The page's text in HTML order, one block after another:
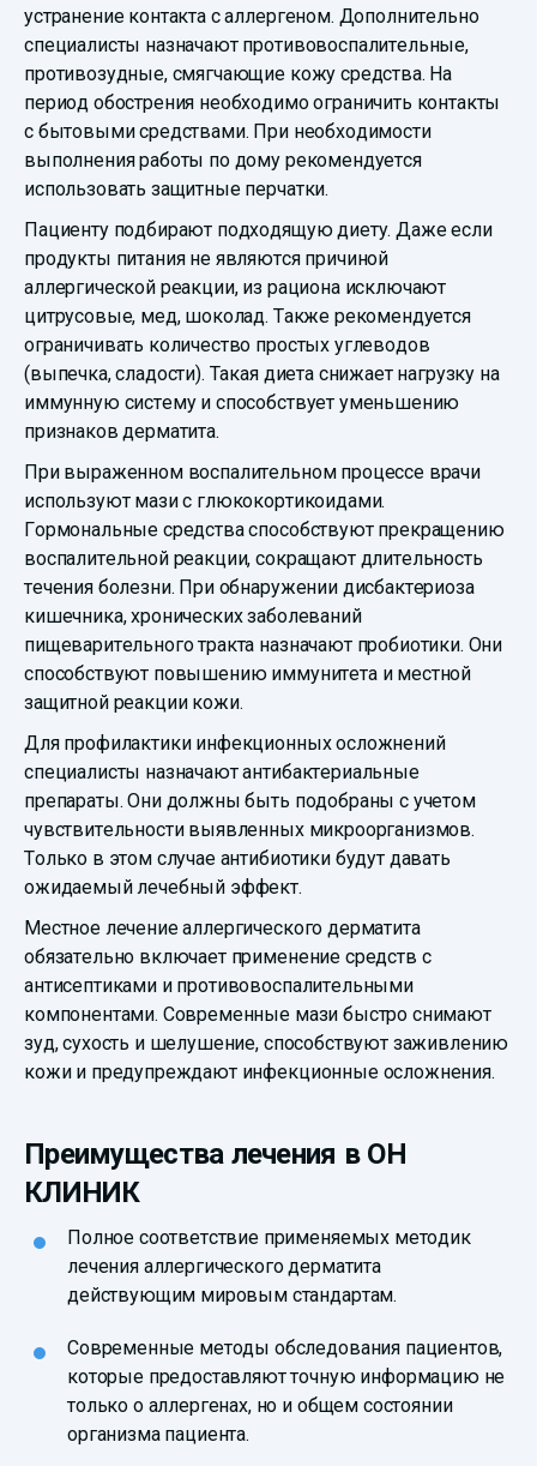
устранение контакта с аллергеном. Дополнительно
специалисты назначают противовоспалительные,
противозудные, смягчающие кожу средства. На
период обострения необходимо ограничить контакты
с бытовыми средствами. При необходимости
выполнения работы по дому рекомендуется
использовать защитные перчатки.
Пациенту подбирают подходящую диету. Даже если
продукты питания не являются причиной
аллергической реакции, из рациона исключают
цитрусовые, мед, шоколад. Также рекомендуется
ограничивать количество простых углеводов
(выпечка, сладости). Такая диета снижает нагрузку на
иммунную систему и способствует уменьшению
признаков дерматита.
При выраженном воспалительном процессе врачи
используют мази с глюкокортикоидами.
Гормональные средства способствуют прекращению
воспалительной реакции, сокращают длительность
течения болезни. При обнаружении дисбактериоза
кишечника, хронических заболеваний
пищеварительного тракта назначают пробиотики. Они
способствуют повышению иммунитета и местной
защитной реакции кожи.
Для профилактики инфекционных осложнений
специалисты назначают антибактериальные
препараты. Они должны быть подобраны с учетом
чувствительности выявленных микроорганизмов.
Только в этом случае антибиотики будут давать
ожидаемый лечебный эффект.
Местное лечение аллергического дерматита
обязательно включает применение средств с
антисептиками и противовоспалительными
компонентами. Современные мази быстро снимают
зуд, сухость и шелушение, способствуют заживлению
кожи и предупреждают инфекционные осложнения.
Преимущества лечения в ОН
КЛИНИК
Полное соответствие применяемых методик
лечения аллергического дерматита
действующим мировым стандартам.
Современные методы обследования пациентов,
которые предоставляют точную информацию не
только о аллергенах, но и общем состоянии
организма пациента.